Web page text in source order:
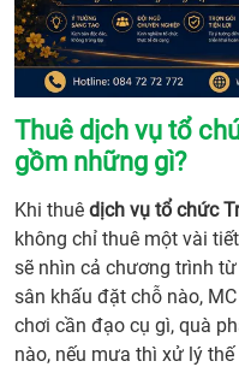
Thuê dịch vụ tổ
gồm những gì?
Khi thuê dịch vụ tổ chức
không chỉ thuê một vài
sẽ nhìn cả chương trình
sân khấu đặt chỗ nào,
chơi cần đạo cụ gì, quà
nào, nếu mưa thì xử lý thế